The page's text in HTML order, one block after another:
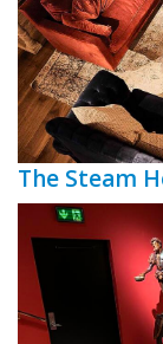
The Steam